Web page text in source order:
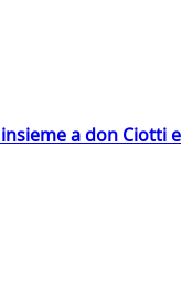
a don Ciotti e